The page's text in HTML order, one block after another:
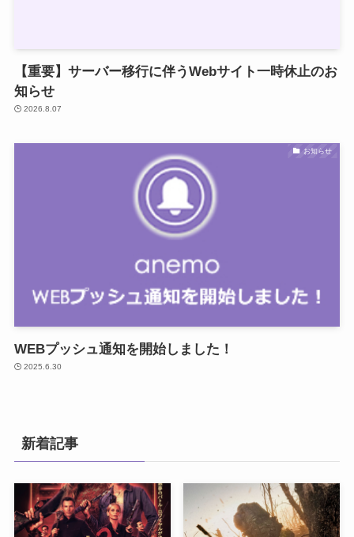
【重要】サーバー移行に伴うWebサイト一時休止のお
知らせ
2026.8.07
お知らせ
WEBプッシュ通知を開始しました！
2025.6.30
新着記事